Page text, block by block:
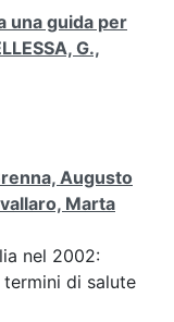
una guida per
G.,
Augusto
Marta
nel 2002:
di salute